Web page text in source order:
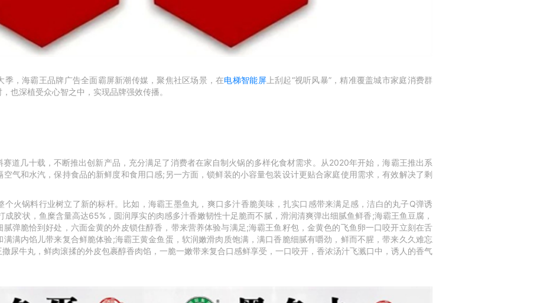
，海霸王品牌广告全面霸屏新潮传媒，聚焦社区场景，在电梯智能屏上刮起“视听风暴”，精准覆盖城市家庭消费群
，也深植受众心智之中，实现品牌强效传播。
道几十载，不断推出创新产品，充分满足了消费者在家自制火锅的多样化食材需求。从2020年开始，海霸王推出系
气和水汽，保持食品的新鲜度和食用口感; 另一方面，锁鲜装的小容量包装设计更贴合家庭使用需求，有效解决了剩
火锅料行业树立了新的标杆。比如，海霸王墨鱼丸，爽口多汁香脆美味，扎实口感带来满足感，洁白的丸子Q弹诱
成胶状，鱼糜含量高达65% ，圆润厚实的肉感多汁香嫩韧性十足脆而不腻，滑润清爽弹出细腻鱼鲜香;海霸王鱼豆腐，
弹脆恰到好处，六面金黄的外皮锁住醇香，带来营养体验与满足;海霸王鱼籽包，金黄色的飞鱼卵一口咬开立刻在舌
满内馅儿带来复合鲜脆体验;海霸王黄金鱼蛋，软润嫩滑肉质饱满，满口香脆细腻有嚼劲，鲜而不腥，带来久久难忘
尿牛丸，鲜肉滚揉的外皮包裹醇香肉馅，一脆一嫩带来复合口感鲜享受，一口咬开，香浓汤汁飞溅口中，诱人的香气